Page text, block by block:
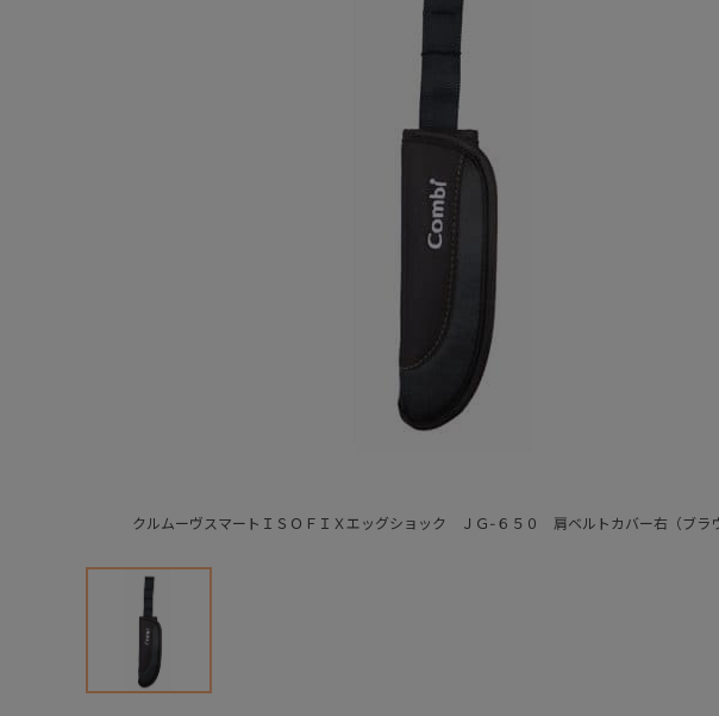
クルムーヴスマートＩＳＯＦＩＸエッグショック ＪＧ-６５０ 肩ベルトカバー右（ブラウ